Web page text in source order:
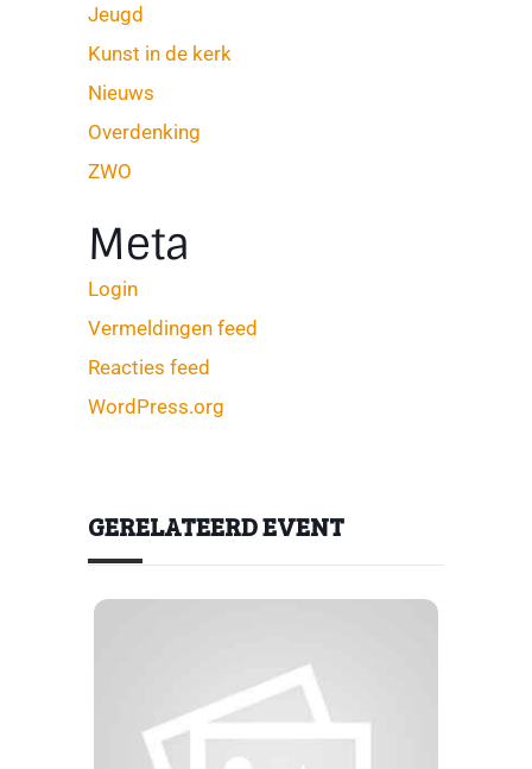
Jeugd
Kunst in de kerk
Nieuws
Overdenking
ZWO
Meta
Login
Vermeldingen feed
Reacties feed
WordPress.org
GERELATEERD EVENT